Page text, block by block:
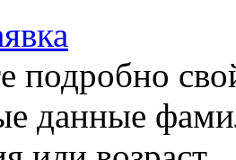
подробно
данные